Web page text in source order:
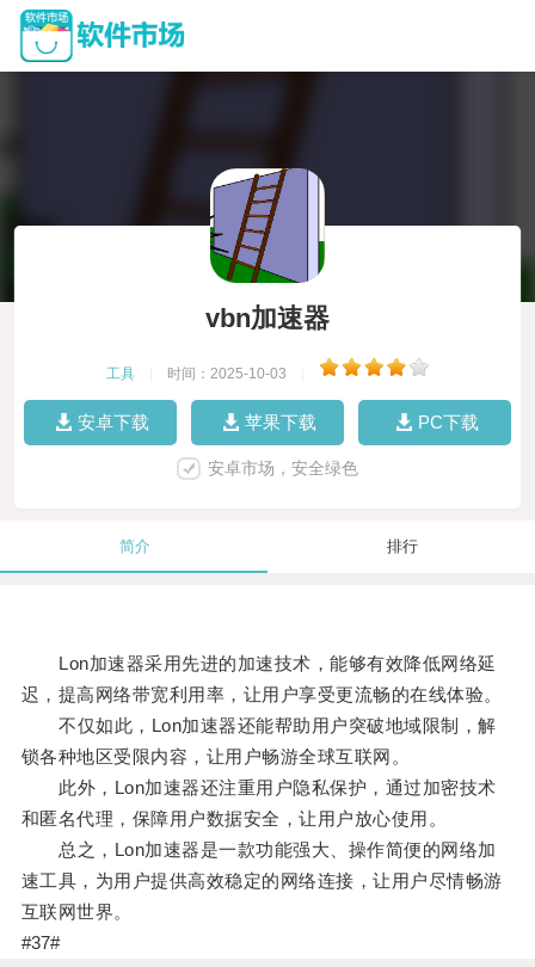
vbn加速器
工具 时间：2025-10-03
安卓下载 苹果下载 PC下载
安卓市场，安全绿色
简介 排行
Lon加速器采用先进的加速技术，能够有效降低网络延
迟，提高网络带宽利用率，让用户享受更流畅的在线体验。
不仅如此，Lon加速器还能帮助用户突破地域限制，解
锁各种地区受限内容，让用户畅游全球互联网。
此外，Lon加速器还注重用户隐私保护，通过加密技术
和匿名代理，保障用户数据安全，让用户放心使用。
总之，Lon加速器是一款功能强大、操作简便的网络加
速工具，为用户提供高效稳定的网络连接，让用户尽情畅游
互联网世界。
#37#